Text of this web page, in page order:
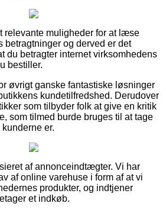
relevante muligheder for at læse
betragtninger og derved er det
du betragter internet virksomhedens
bestiller.
øvrigt ganske fantastiske løsninger
kundetilfredshed. Derudover
som tilbyder folk at give en kritik
som tilmed burde bruges til at tage
er.
af annonceindtægter. Vi har
af online varehuse i form af at vi
produkter, og indtjener
et indkøb.